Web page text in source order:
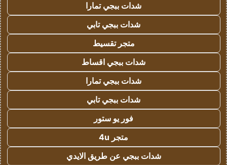
شدات ببجي تمارا
شدات ببجي تابي
متجر تقسيط
شدات ببجي اقساط
شدات ببجي تمارا
شدات ببجي تابي
فور يو ستور
متجر 4u
شدات ببجي عن طريق الايدي